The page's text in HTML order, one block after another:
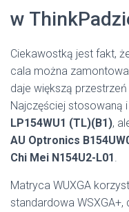
w
Ciekawostką jest fakt,
cala można
daje większą
Najczęściej stosowaną
LP154WU1 (TL)(B1),
AU Optronics
Chi Mei N154U2-L01
Matryca WUXGA
standardowa